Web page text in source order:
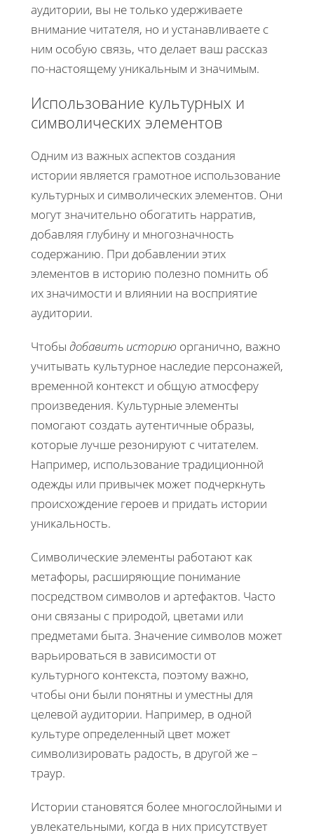
аудитории, вы не только удерживаете
внимание читателя, но и устанавливаете с
ним особую связь, что делает ваш рассказ
по-настоящему уникальным и значимым.
Использование культурных и
символических элементов
Одним из важных аспектов создания
истории является грамотное использование
культурных и символических элементов. Они
могут значительно обогатить нарратив,
добавляя глубину и многозначность
содержанию. При добавлении этих
элементов в историю полезно помнить об
их значимости и влиянии на восприятие
аудитории.
Чтобы добавить историю органично, важно
учитывать культурное наследие персонажей,
временной контекст и общую атмосферу
произведения. Культурные элементы
помогают создать аутентичные образы,
которые лучше резонируют с читателем.
Например, использование традиционной
одежды или привычек может подчеркнуть
происхождение героев и придать истории
уникальность.
Символические элементы работают как
метафоры, расширяющие понимание
посредством символов и артефактов. Часто
они связаны с природой, цветами или
предметами быта. Значение символов может
варьироваться в зависимости от
культурного контекста, поэтому важно,
чтобы они были понятны и уместны для
целевой аудитории. Например, в одной
культуре определенный цвет может
символизировать радость, в другой же –
траур.
Истории становятся более многослойными и
увлекательными, когда в них присутствует